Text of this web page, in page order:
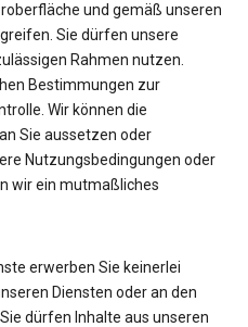
und gemäß unseren
Sie dürfen unsere
Rahmen nutzen.
Bestimmungen zur
Wir können die
Sie aussetzen oder
Nutzungsbedingungen oder
wir ein mutmaßliches
erwerben Sie keinerlei
Diensten oder an den
dürfen Inhalte aus unseren